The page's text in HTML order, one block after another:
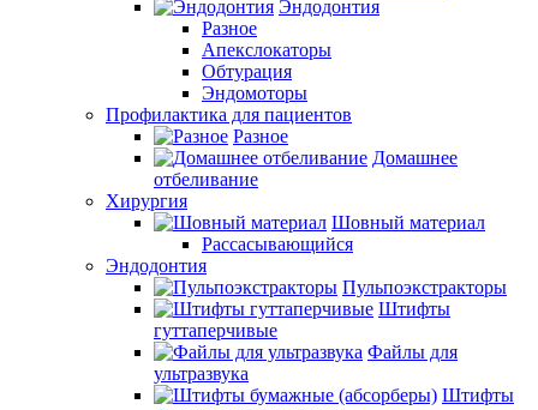
Эндодонтия
Разное
Апекслокаторы
Обтурация
Эндомоторы
Профилактика для пациентов
Разное
Домашнее
отбеливание
Хирургия
Шовный материал
Рассасывающийся
Эндодонтия
Пульпоэкстракторы
Штифты
гуттаперчивые
Файлы для
ультразвука
Штифты